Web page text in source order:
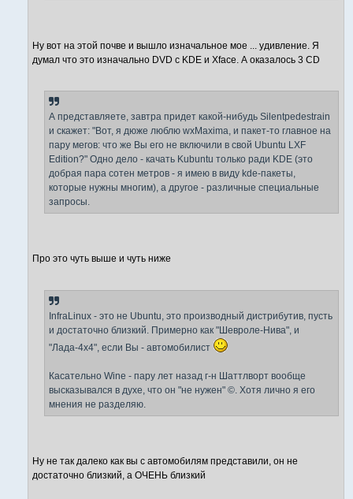
Ну вот на этой почве и вышло изначальное мое ... удивление. Я
думал что это изначально DVD с KDE и Xface. А оказалось 3 CD
А представляете, завтра придет какой-нибудь Silentpedestrain
и скажет: "Вот, я дюже люблю wxMaxima, и пакет-то главное на
пару мегов: что же Вы его не включили в свой Ubuntu LXF
Edition?" Одно дело - качать Kubuntu только ради KDE (это
добрая пара сотен метров - я имею в виду kde-пакеты,
которые нужны многим), а другое - различные специальные
запросы.
Про это чуть выше и чуть ниже
InfraLinux - это не Ubuntu, это производный дистрибутив, пусть
и достаточно близкий. Примерно как "Шевроле-Нива", и
"Лада-4x4", если Вы - автомобилист
Касательно Wine - пару лет назад г-н Шаттлворт вообще
высказывался в духе, что он "не нужен" ©. Хотя лично я его
мнения не разделяю.
Ну не так далеко как вы с автомобилям представили, он не
достаточно близкий, а ОЧЕНЬ близкий